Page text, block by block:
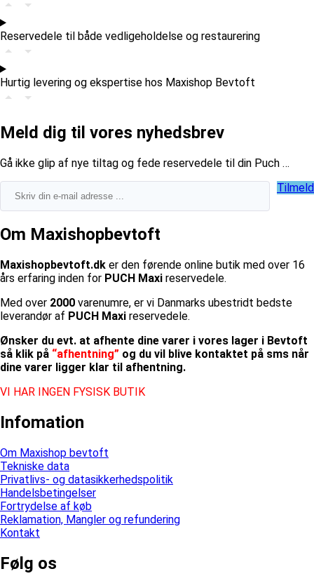
Reservedele til både vedligeholdelse og restaurering
Hurtig levering og ekspertise hos Maxishop Bevtoft
Meld dig til vores nyhedsbrev
​Gå ikke glip af nye tiltag og fede reservedele til din Puch …
Tilmeld
Om Maxishopbevtoft
Maxishopbevtoft.dk er den førende online butik med over 16
års erfaring inden for PUCH Maxi reservedele.
Med over 2000 varenumre, er vi Danmarks ubestridt bedste
leverandør af PUCH Maxi reservedele.
Ønsker du evt. at afhente dine varer i vores lager i Bevtoft
så klik på “afhentning” og du vil blive kontaktet på sms når
dine varer ligger klar til afhentning.
VI HAR INGEN FYSISK BUTIK
Infomation
Om Maxishop bevtoft
Tekniske data
Privatlivs- og datasikkerhedspolitik
Handelsbetingelser
Fortrydelse af køb
Reklamation, Mangler og refundering
Kontakt
Følg os